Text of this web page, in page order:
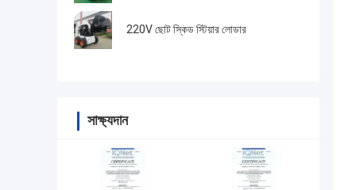
220V ছোট স্কিড স্টিয়ার লোডার
সাক্ষ্যদান